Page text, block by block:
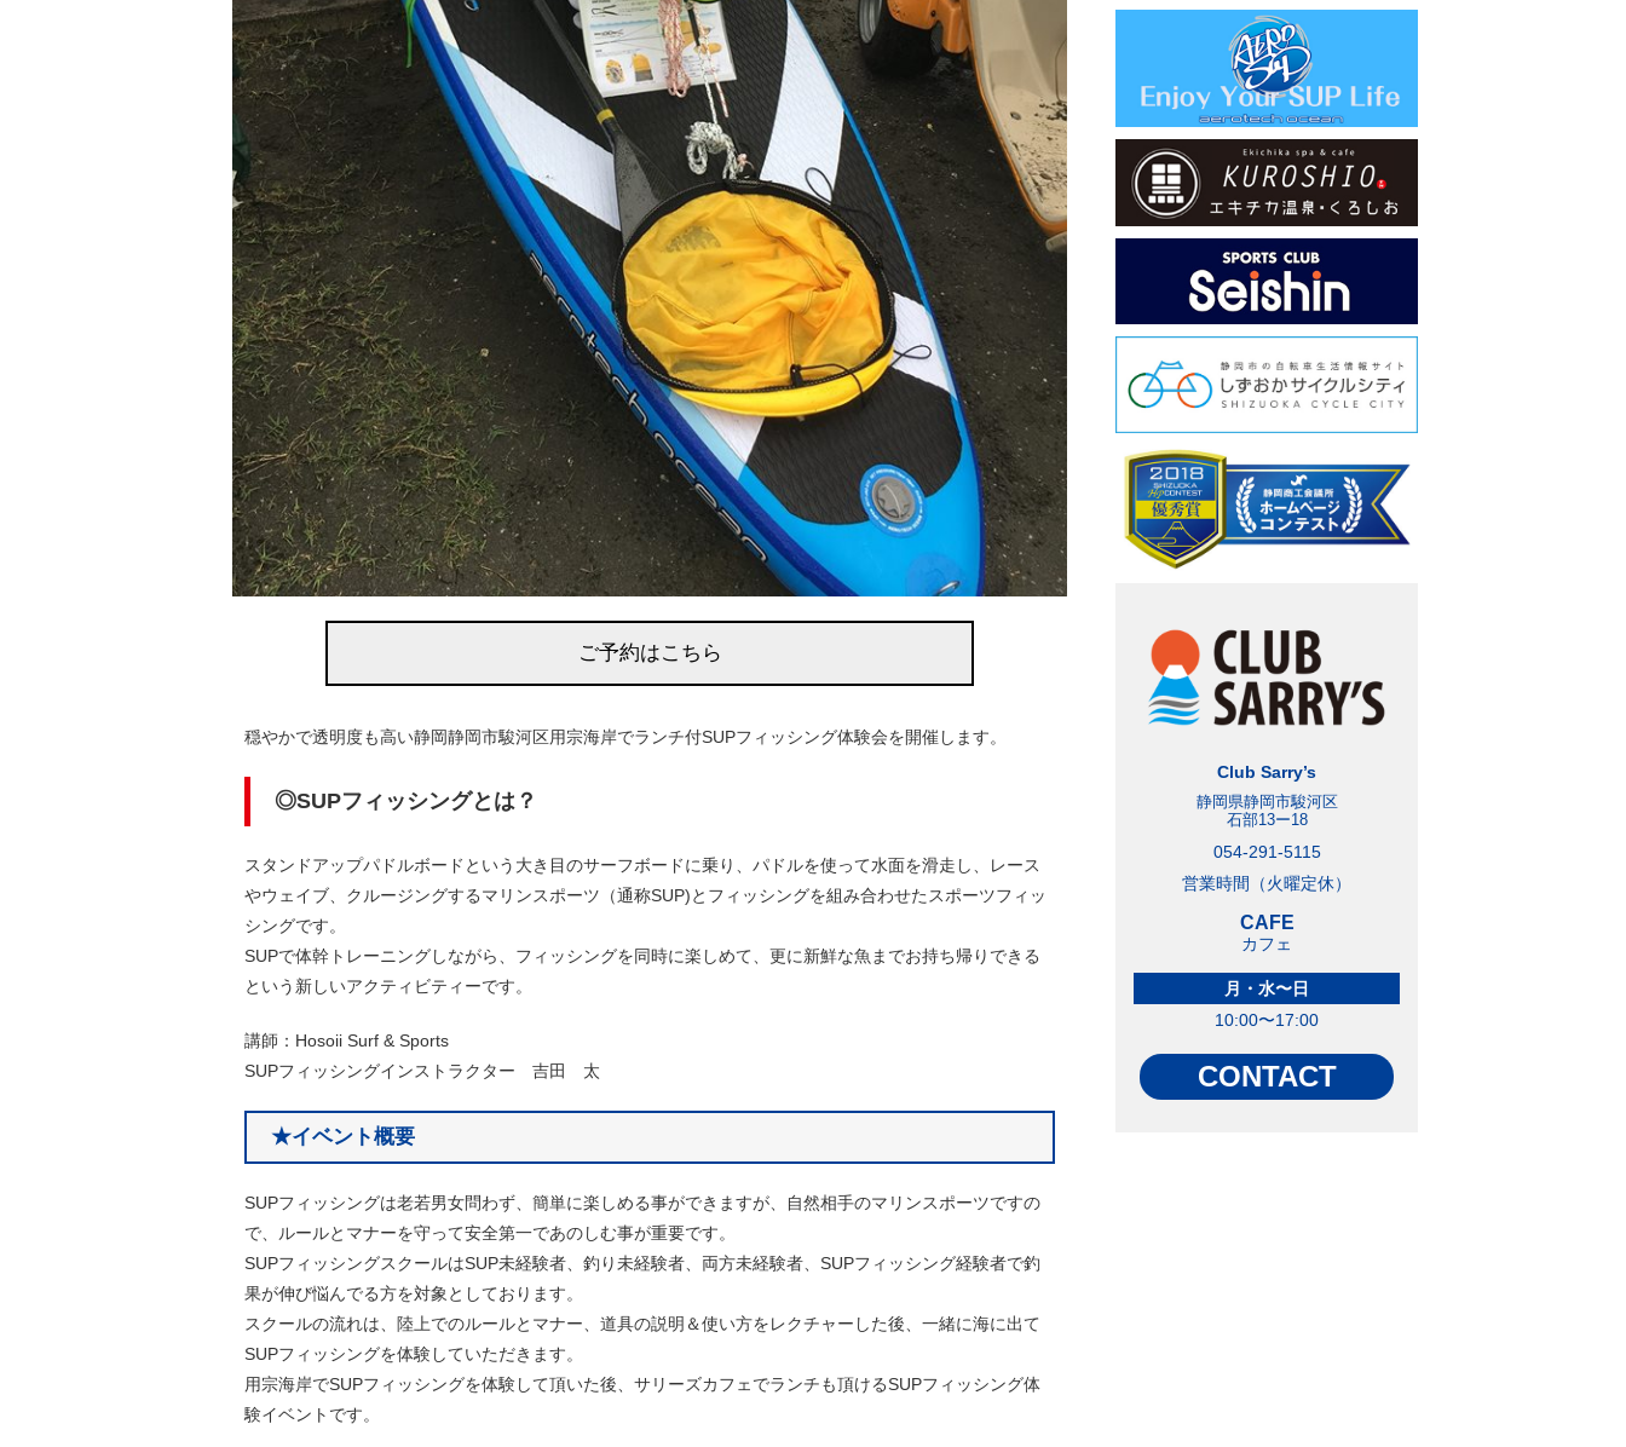
ご予約はこちら
穏やかで透明度も高い静岡静岡市駿河区用宗海岸でランチ付SUPフィッシング体験会を開催します。
◎SUPフィッシングとは？
スタンドアップパドルボードという大き目のサーフボードに乗り、パドルを使って水面を滑走し、レース
やウェイブ、クルージングするマリンスポーツ（通称SUP)とフィッシングを組み合わせたスポーツフィッ
シングです。
SUPで体幹トレーニングしながら、フィッシングを同時に楽しめて、更に新鮮な魚までお持ち帰りできる
という新しいアクティビティーです。
講師：Hosoii Surf & Sports
SUPフィッシングインストラクター 吉田 太
★イベント概要
SUPフィッシングは老若男女問わず、簡単に楽しめる事ができますが、自然相手のマリンスポーツですの
で、ルールとマナーを守って安全第一であのしむ事が重要です。
SUPフィッシングスクールはSUP未経験者、釣り未経験者、両方未経験者、SUPフィッシング経験者で釣
果が伸び悩んでる方を対象としております。
スクールの流れは、陸上でのルールとマナー、道具の説明＆使い方をレクチャーした後、一緒に海に出て
SUPフィッシングを体験していただきます。
用宗海岸でSUPフィッシングを体験して頂いた後、サリーズカフェでランチも頂けるSUPフィッシング体
験イベントです。
Club Sarry’s
静岡県静岡市駿河区
石部13ー18
054-291-5115
営業時間（火曜定休）
CAFE
カフェ
月・水〜日
10:00〜17:00
CONTACT